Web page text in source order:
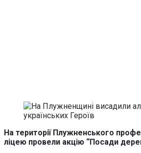
На території Плужненського
ліцею провели акцію “Посади